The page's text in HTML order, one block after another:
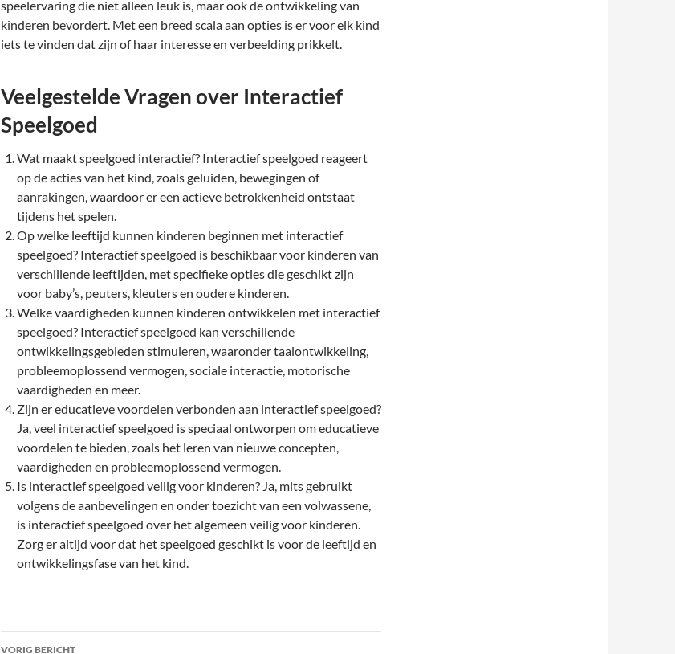
speelervaring die niet alleen leuk is, maar ook de ontwikkeling van
kinderen bevordert. Met een breed scala aan opties is er voor elk kind
iets te vinden dat zijn of haar interesse en verbeelding prikkelt.
Veelgestelde Vragen over Interactief
Speelgoed
Wat maakt speelgoed interactief? Interactief speelgoed reageert
op de acties van het kind, zoals geluiden, bewegingen of
aanrakingen, waardoor er een actieve betrokkenheid ontstaat
tijdens het spelen.
Op welke leeftijd kunnen kinderen beginnen met interactief
speelgoed? Interactief speelgoed is beschikbaar voor kinderen van
verschillende leeftijden, met specifieke opties die geschikt zijn
voor baby’s, peuters, kleuters en oudere kinderen.
Welke vaardigheden kunnen kinderen ontwikkelen met interactief
speelgoed? Interactief speelgoed kan verschillende
ontwikkelingsgebieden stimuleren, waaronder taalontwikkeling,
probleemoplossend vermogen, sociale interactie, motorische
vaardigheden en meer.
Zijn er educatieve voordelen verbonden aan interactief speelgoed?
Ja, veel interactief speelgoed is speciaal ontworpen om educatieve
voordelen te bieden, zoals het leren van nieuwe concepten,
vaardigheden en probleemoplossend vermogen.
Is interactief speelgoed veilig voor kinderen? Ja, mits gebruikt
volgens de aanbevelingen en onder toezicht van een volwassene,
is interactief speelgoed over het algemeen veilig voor kinderen.
Zorg er altijd voor dat het speelgoed geschikt is voor de leeftijd en
ontwikkelingsfase van het kind.
Bericht
VORIG BERICHT